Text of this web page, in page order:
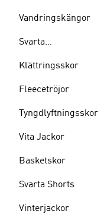
Vandringskängor
Svarta
Klättringsskor
Fleecetröjor
Tyngdlyftningsskor
Vita Jackor
Basketskor
Svarta Shorts
Vinterjackor